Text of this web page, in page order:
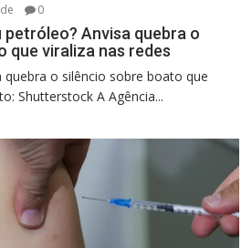
0
Anvisa quebra o
que viraliza nas redes
quebra o silêncio sobre boato que
Shutterstock A Agência...